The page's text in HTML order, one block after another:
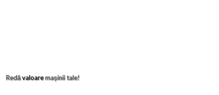
Redăvaloaremașinii tale!